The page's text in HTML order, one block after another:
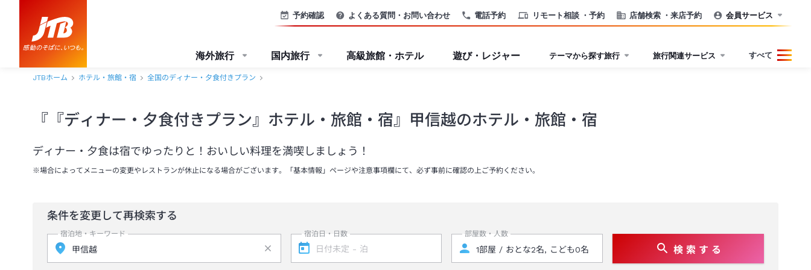
電話予約 リモート相談 ・予約 店舗検索 ・来店予約
予約確認 よくある質問・お問い合わせ 会員サービス
海外旅行 国内旅行 高級旅館・ホテル 遊び・レジャー テーマから探す旅行 旅行関連サービス すべて
JTBホーム ホテル・旅館・宿 全国のディナー・夕食付きプラン
『『ディナー・夕食付きプラン』ホテル・旅館・宿』甲信越のホテル・旅館・宿
ディナー・夕食は宿でゆったりと！おいしい料理を満喫しましょう！
※場合によってメニューの変更やレストランが休止になる場合がございます。「基本情報」ページや注意事項欄にて、必ず事前に確認の上ご予約ください。
条件を変更して再検索する
宿泊地・キーワード 宿泊日・日数 部屋数・人数
検 索 す る